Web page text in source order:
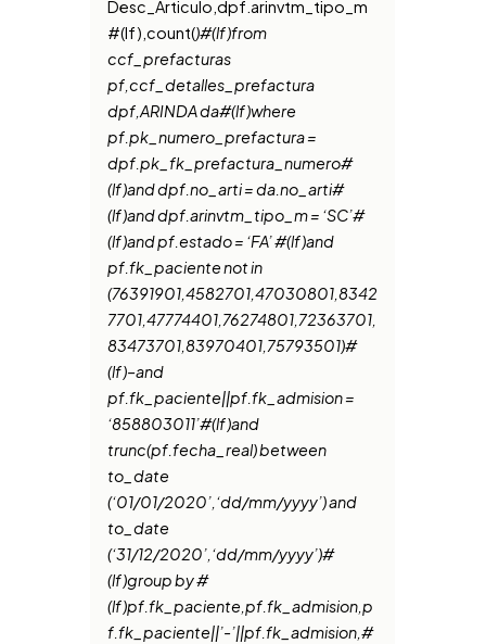
Desc_Articulo,dpf.arinvtm_tipo_m
#(lf),count()#(lf)from
ccf_prefacturas
pf,ccf_detalles_prefactura
dpf,ARINDA da#(lf)where
pf.pk_numero_prefactura =
dpf.pk_fk_prefactura_numero#
(lf)and dpf.no_arti = da.no_arti#
(lf)and dpf.arinvtm_tipo_m = ‘SC’#
(lf)and pf.estado = ‘FA’ #(lf)and
pf.fk_paciente not in
(76391901,4582701,47030801,8342
7701,47774401,76274801,72363701,
83473701,83970401,75793501)#
(lf)–and
pf.fk_paciente||pf.fk_admision =
‘858803011’#(lf)and
trunc(pf.fecha_real) between
to_date
(‘01/01/2020’,‘dd/mm/yyyy’) and
to_date
(‘31/12/2020’,‘dd/mm/yyyy’)#
(lf)group by #
(lf)pf.fk_paciente,pf.fk_admision,p
f.fk_paciente||’-’||pf.fk_admision,#